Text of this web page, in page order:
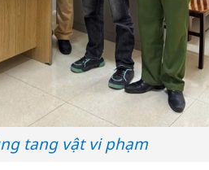
tang vật vi phạm